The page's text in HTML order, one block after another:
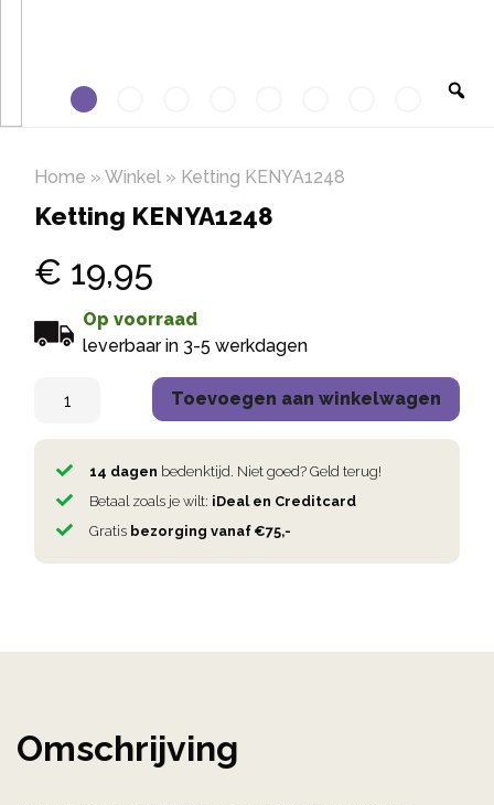
Home » Winkel » Ketting KENYA1248
Ketting KENYA1248
€ 19,95
Op voorraad
leverbaar in 3-5 werkdagen
Toevoegen aan winkelwagen
14 dagen bedenktijd. Niet goed? Geld terug!
Betaal zoals je wilt: iDeal en Creditcard
Gratis bezorging vanaf €75,-
Omschrijving